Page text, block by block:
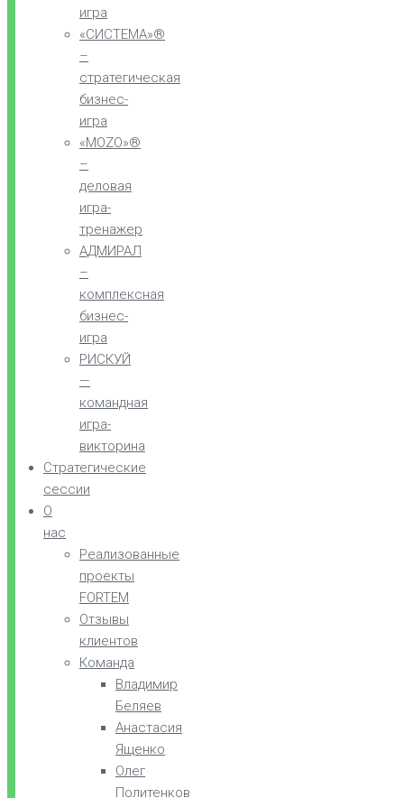
игра
«СИСТЕМА»®
–
стратегическая
бизнес-
игра
«MOZO»®
–
деловая
игра-
тренажер
АДМИРАЛ
–
комплексная
бизнес-
игра
РИСКУЙ
—
командная
игра-
викторина
Стратегические
сессии
О
нас
Реализованные
проекты
FORTEM
Отзывы
клиентов
Команда
Владимир
Беляев
Анастасия
Ященко
Олег
Политенков